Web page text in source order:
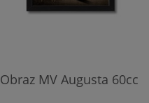
Obraz MV Augusta 60cc